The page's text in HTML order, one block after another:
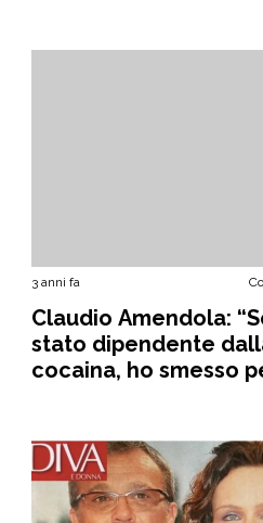
3 anni fa
Claudio Amendola:
stato dipendente
cocaina, ho smesso